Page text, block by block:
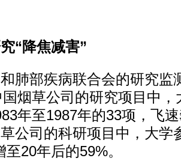
降焦减害”
部疾病联合会的研究监
烟草公司的研究项目中
年至1987年的33项，飞
公司的科研项目中，大学
20年后的59%。